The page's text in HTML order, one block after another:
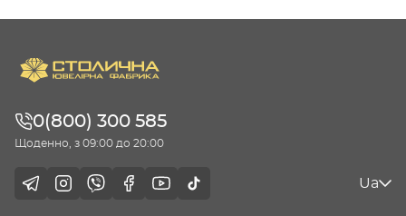
0(800) 300 585
Щоденно, з 09:00 до 20:00
Ua